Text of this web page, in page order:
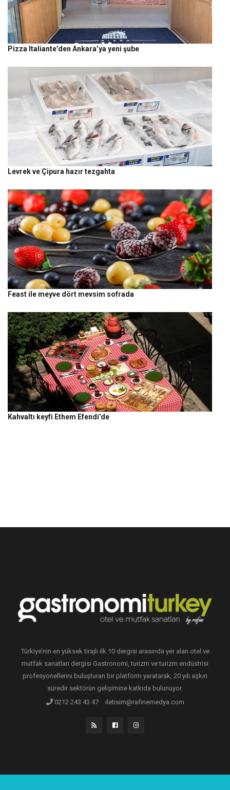
Pizza Italiante’den Ankara’ya yeni şube
Levrek ve Çipura hazır tezgahta
Feast ile meyve dört mevsim sofrada
Kahvaltı keyfi Ethem Efendi’de
Türkiye’nin en yüksek tirajlı ilk 10 dergisi arasında yer alan otel ve
mutfak sanatları dergisi Gastronomi, turizm ve turizm endüstrisi
profesyonellerini buluşturan bir platform yaratarak, 20 yılı aşkın
süredir sektörün gelişimine katkıda bulunuyor.
0212 243 43 47
iletisim@rafinemedya.com